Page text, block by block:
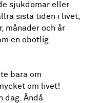
sjukdomar eller
sista tiden i livet,
månader och år
en obotlig
bara om
om livet!
dag. Ändå